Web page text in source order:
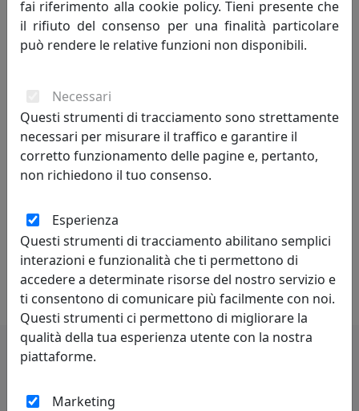
Etica per DE MAJO si declina innanzitutto nella volontà
di non prevaricare le ragioni altrui, nella convinzione
che i sentimenti vadano rispettati, che le diversità
si declina anche nella cura del territorio, del benessere
di tutti, dell’aria che ci circonda, delle acque così care e
fragili dell’ ecosistema della laguna veneziana.
In tutto questo percorso arte e design si confrontano e
interpretativa. Per noi l’Arte si articola nel bisogno di
affermare la capacità di esprimere attraverso un
semplice manufatto un concetto in grado di emanare
fascino ed emozione.
fai riferimento alla cookie policy. Tieni presente che
il rifiuto del consenso per una finalità particolare
può rendere le relative funzioni non disponibili.
Necessari
Questi strumenti di tracciamento sono strettamente
necessari per misurare il traffico e garantire il
corretto funzionamento delle pagine e, pertanto,
non richiedono il tuo consenso.
Esperienza
Questi strumenti di tracciamento abilitano semplici
interazioni e funzionalità che ti permettono di
accedere a determinate risorse del nostro servizio e
ti consentono di comunicare più facilmente con noi.
Questi strumenti ci permettono di migliorare la
qualità della tua esperienza utente con la nostra
piattaforme.
Marketing